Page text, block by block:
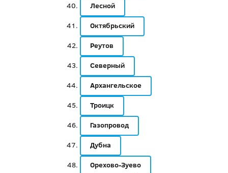
Лесной
Октябрьский
Реутов
Северный
Архангельское
Троицк
Газопровод
Дубна
Орехово-Зуево